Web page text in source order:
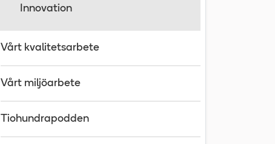
Innovation
Vårt kvalitetsarbete
Vårt miljöarbete
Tiohundrapodden